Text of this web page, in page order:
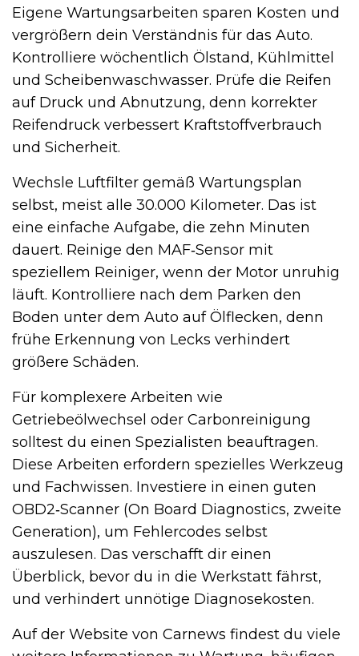
Eigene Wartungsarbeiten sparen Kosten und
vergrößern dein Verständnis für das Auto.
Kontrolliere wöchentlich Ölstand, Kühlmittel
und Scheibenwaschwasser. Prüfe die Reifen
auf Druck und Abnutzung, denn korrekter
Reifendruck verbessert Kraftstoffverbrauch
und Sicherheit.
Wechsle Luftfilter gemäß Wartungsplan
selbst, meist alle 30.000 Kilometer. Das ist
eine einfache Aufgabe, die zehn Minuten
dauert. Reinige den MAF‑Sensor mit
speziellem Reiniger, wenn der Motor unruhig
läuft. Kontrolliere nach dem Parken den
Boden unter dem Auto auf Ölflecken, denn
frühe Erkennung von Lecks verhindert
größere Schäden.
Für komplexere Arbeiten wie
Getriebeölwechsel oder Carbonreinigung
solltest du einen Spezialisten beauftragen.
Diese Arbeiten erfordern spezielles Werkzeug
und Fachwissen. Investiere in einen guten
OBD2‑Scanner (On Board Diagnostics, zweite
Generation), um Fehlercodes selbst
auszulesen. Das verschafft dir einen
Überblick, bevor du in die Werkstatt fährst,
und verhindert unnötige Diagnosekosten.
Auf der Website von Carnews findest du viele